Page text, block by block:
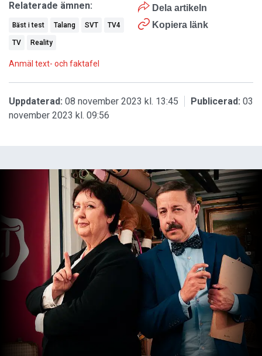
Dela artikeln
Kopiera länk
Relaterade ämnen:
Bäst i test Talang SVT TV4
TV Reality
Anmäl text- och faktafel
Uppdaterad: 08 november 2023 kl. 13:45 Publicerad: 03
november 2023 kl. 09:56